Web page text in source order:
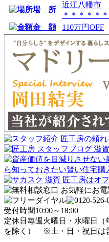
場 所
近江八幡市
＊＊＊＊＊＊
金 額
110万円OFF
受付時間10:00～18:00
定休日 毎週火曜日・水曜日
を除く）
※土・日・祝日は